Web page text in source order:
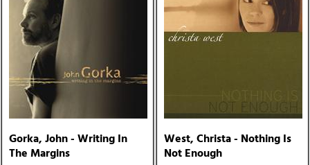
Gorka, John - Writing In
The Margins
West, Christa - Nothing Is
Not Enough